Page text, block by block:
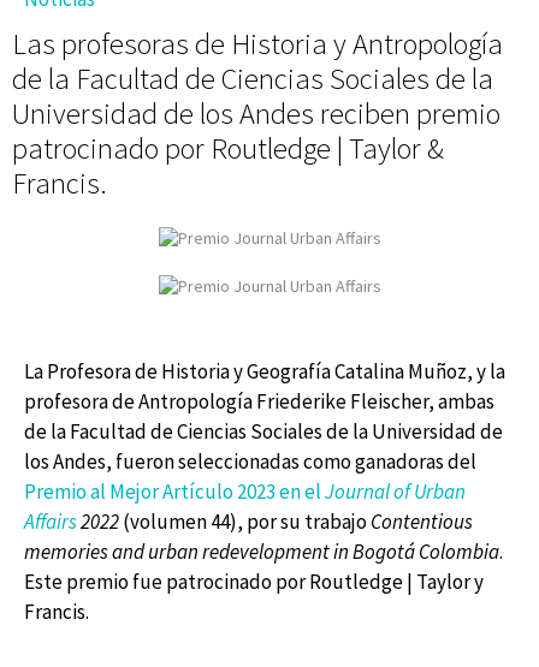
Las profesoras de Historia y Antropología
de la Facultad de Ciencias Sociales de la
Universidad de los Andes reciben premio
patrocinado por Routledge | Taylor &
Francis.
La Profesora de Historia y Geografía Catalina Muñoz, y la
profesora de Antropología Friederike Fleischer, ambas
de la Facultad de Ciencias Sociales de la Universidad de
los Andes, fueron seleccionadas como ganadoras del
Premio al Mejor Artículo 2023 en elJournal of Urban
Affairs2022(volumen 44), por su trabajoContentious
memories and urban redevelopment in Bogotá Colombia.
Este premio fue patrocinado por Routledge | Taylor y
Francis.